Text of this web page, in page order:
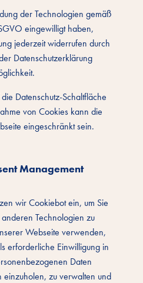
der Technologien gemäß
eingewilligt haben,
jederzeit widerrufen durch
Datenschutzerklärung
Datenschutz-Schaltfläche
von Cookies kann die
eingeschränkt sein.
Management
wir Cookiebot ein, um Sie
Technologien zu
Webseite verwenden,
erforderliche Einwilligung in
Daten
einzuholen, zu verwalten und